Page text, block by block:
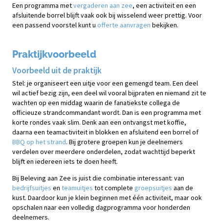
Een programma metvergaderen aan zee, een activiteit en een
afsluitende borrel blijft vaak ook bij wisselend weer prettig. Voor
een passend voorstel kunt u offerte aanvragen bekijken.
Praktijkvoorbeeld
Voorbeeld uit de praktijk
Stel: je organiseert een uitje voor een gemengd team. Een deel
wil actief bezig zijn, een deel wil vooral bijpraten en niemand zit te
wachten op een middag waarin de fanatiekste collega de
officieuze strandcommandant wordt. Dan is een programma met
korte rondes vaak slim. Denk aan een ontvangst met koffie,
daarna een teamactiviteit in blokken en afsluitend een borrel of
BBQ op het strand. Bij grotere groepen kun je deelnemers
verdelen over meerdere onderdelen, zodat wachttijd beperkt
blijft en iedereen iets te doen heeft.
Bij Beleving aan Zee is juist die combinatie interessant: van
bedrijfsuitjes en teamuitjes tot complete groepsuitjes aan de
kust. Daardoor kun je klein beginnen met één activiteit, maar ook
opschalen naar een volledig dagprogramma voor honderden
deelnemers.